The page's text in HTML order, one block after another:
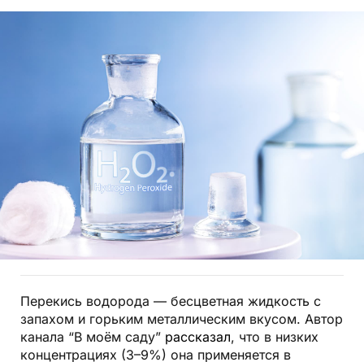
Перекись водорода — бесцветная жидкость с
запахом и горьким металлическим вкусом. Автор
канала “В моём саду” рассказал, что в низких
концентрациях (3–9%) она применяется в